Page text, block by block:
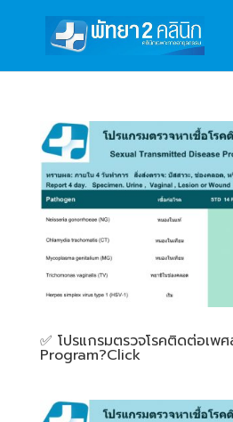
✅️ โปรแกรมตรวจโรคติดต่อเพ
Program?Click